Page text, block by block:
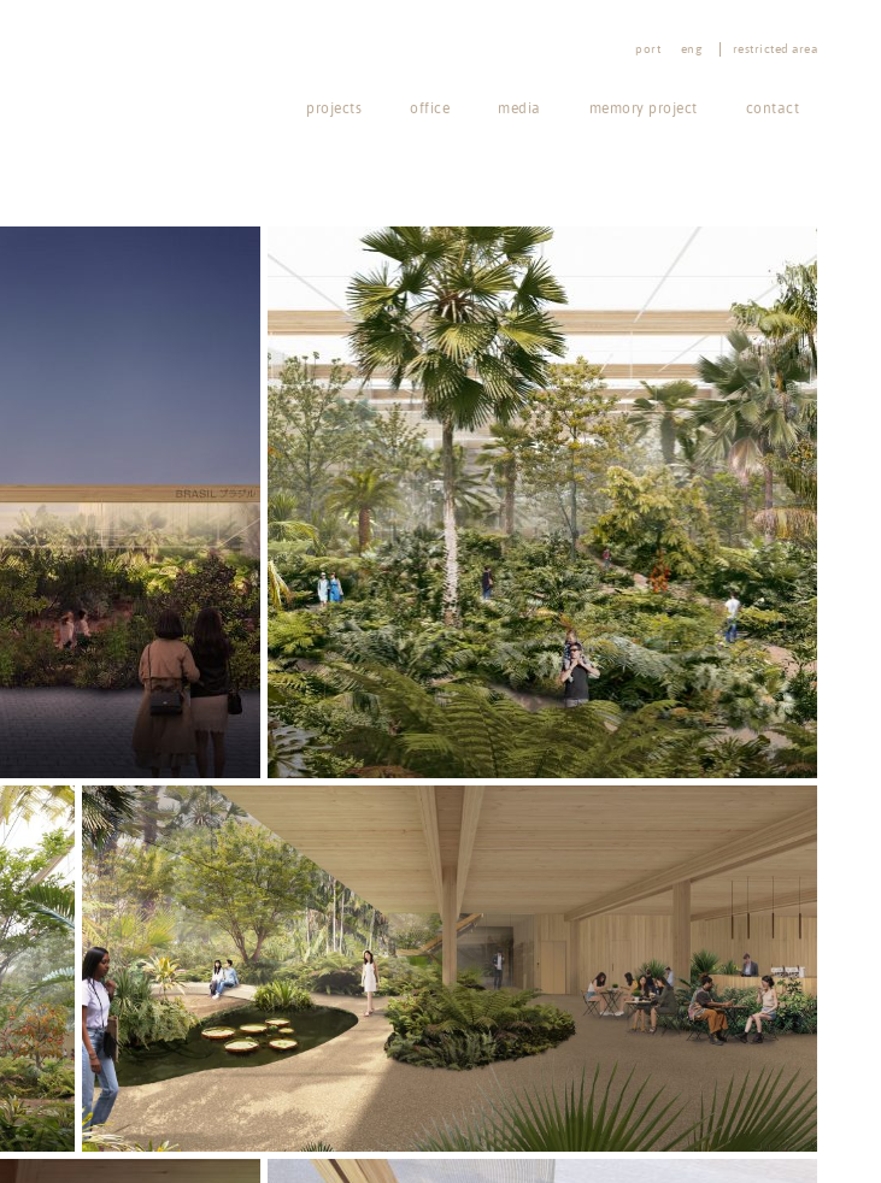
projects office media memory project contact
port eng restricted area